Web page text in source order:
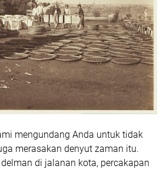
mengundang Anda untuk tidak
merasakan denyut zaman itu.
di jalanan kota, percakapan